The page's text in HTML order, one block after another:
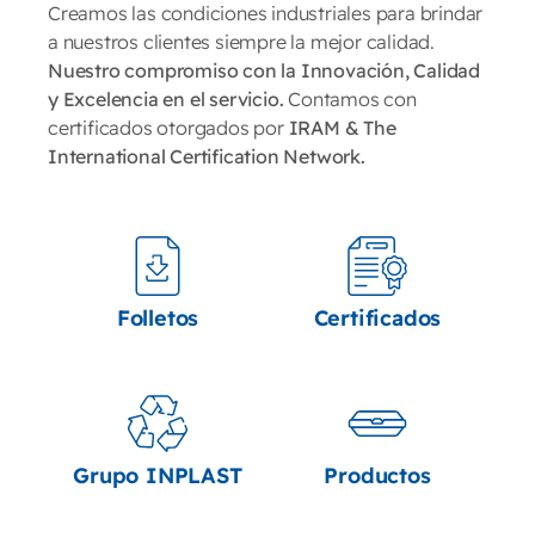
Creamos las condiciones industriales para brindar
a nuestros clientes siempre la mejor calidad.
Nuestro compromiso con la Innovación, Calidad
y Excelencia en el servicio.Contamos con
certificados otorgados por IRAM & The
International Certification Network.
Folletos Certificados
Grupo INPLAST Productos